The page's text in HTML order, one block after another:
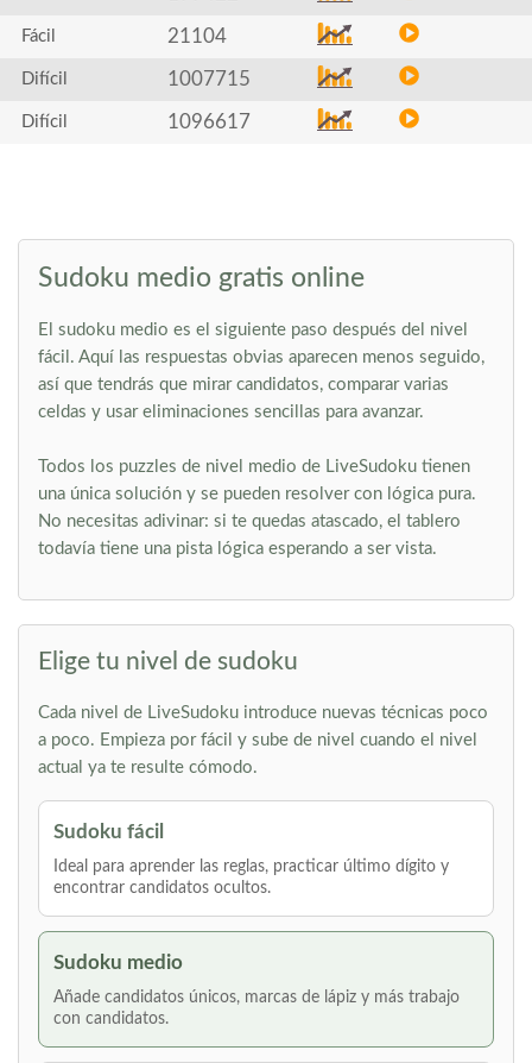
Fácil 21104
Difícil 1007715
Difícil 1096617
Sudoku medio gratis online
El sudoku medio es el siguiente paso después del nivel
fácil. Aquí las respuestas obvias aparecen menos seguido,
así que tendrás que mirar candidatos, comparar varias
celdas y usar eliminaciones sencillas para avanzar.
Todos los puzzles de nivel medio de LiveSudoku tienen
una única solución y se pueden resolver con lógica pura.
No necesitas adivinar: si te quedas atascado, el tablero
todavía tiene una pista lógica esperando a ser vista.
Elige tu nivel de sudoku
Cada nivel de LiveSudoku introduce nuevas técnicas poco
a poco. Empieza por fácil y sube de nivel cuando el nivel
actual ya te resulte cómodo.
Sudoku fácil
Ideal para aprender las reglas, practicar último dígito y
encontrar candidatos ocultos.
Sudoku medio
Añade candidatos únicos, marcas de lápiz y más trabajo
con candidatos.